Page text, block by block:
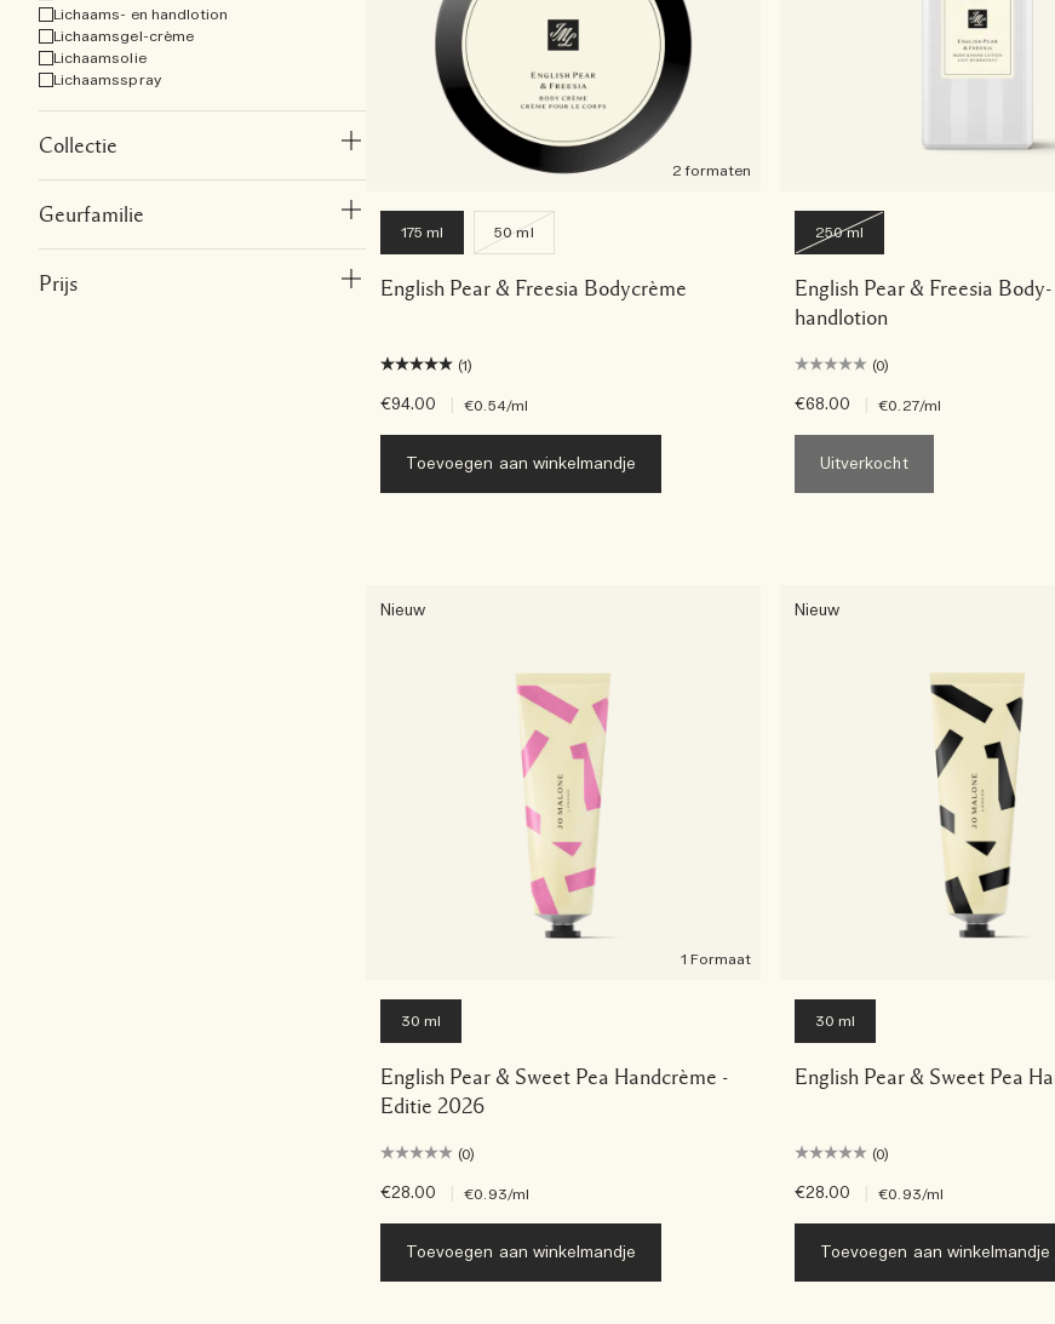
Lichaams- en handlotion
Lichaamsgel-crème
Lichaamsolie
Lichaamsspray
Collectie
Geurfamilie
Prijs
2 formaten
175 ml 50 ml
English Pear & Freesia Bodycrème
(1)
€94.00 €0.54/ml
Toevoegen aan winkelmandje
250 ml
English Pear & Freesia Body-
handlotion
(0)
€68.00 €0.27/ml
Uitverkocht
Nieuw
1 Formaat
30 ml
English Pear & Sweet Pea Handcrème -
Editie 2026
(0)
€28.00 €0.93/ml
Toevoegen aan winkelmandje
Nieuw
30 ml
English Pear & Sweet Pea
(0)
€28.00 €0.93/ml
Toevoegen aan winkelmandje